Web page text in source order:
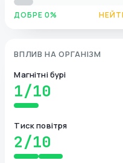
ДОБРЕ 0%
ВПЛИВ НА ОРГАНІЗМ
Магнітні бурі
1/10
Тиск повітря
2/10